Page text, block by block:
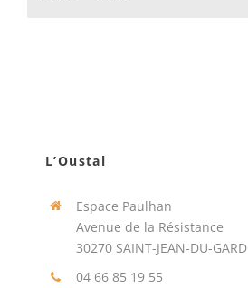
L’Oustal
Espace Paulhan
Avenue de la Résistance
30270 SAINT-JEAN-DU-GARD
04 66 85 19 55